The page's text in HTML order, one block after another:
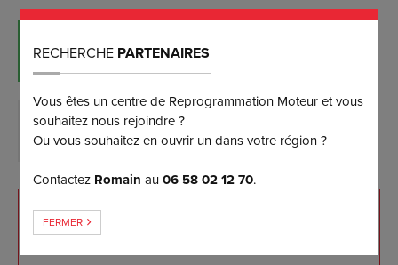
RÉSERVER MAINTENANT
(et bénéficiez d’une remise de 5%)
DEMANDER PLUS D’INFORMATIONS
NOS ENGAGEMENTS
RECHERCHE PARTENAIRES
Vous êtes un centre de Reprogrammation Moteur et vous
souhaitez nous rejoindre ?
Ou vous souhaitez en ouvrir un dans votre région ?
Contactez Romain au06 58 02 12 70.
FERMER